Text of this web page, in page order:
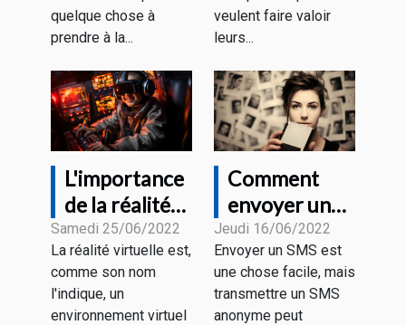
quelque chose à
prendre à la...
veulent faire valoir
leurs...
L'importance
de la réalité
virtuelle
Samedi 25/06/2022
La réalité virtuelle est,
comme son nom
l'indique, un
environnement virtuel
Comment
envoyer un
SMS
anonyme
gratuitement
?
Jeudi 16/06/2022
Envoyer un SMS est
une chose facile, mais
transmettre un SMS
anonyme peut